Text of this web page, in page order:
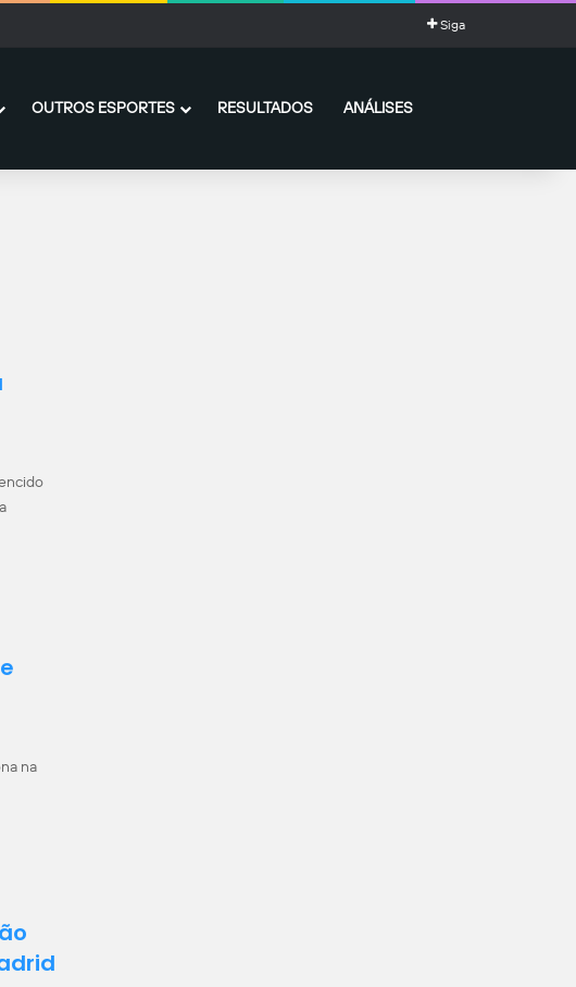
Plate Siga
OUTROS ESPORTES RESULTADOS ANÁLISES
na